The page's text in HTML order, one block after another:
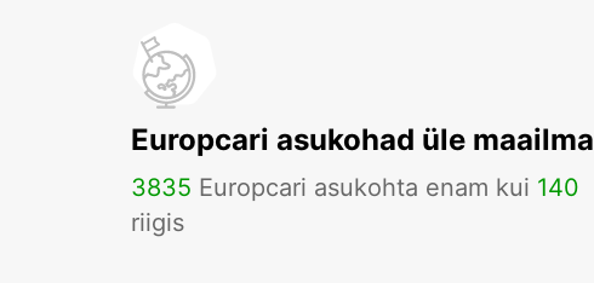
Europcari asukohad üle maailma
3835 Europcari asukohta enam kui 140
riigis